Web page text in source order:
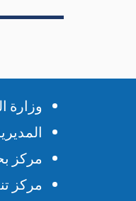
وزارة
مركز
مركز